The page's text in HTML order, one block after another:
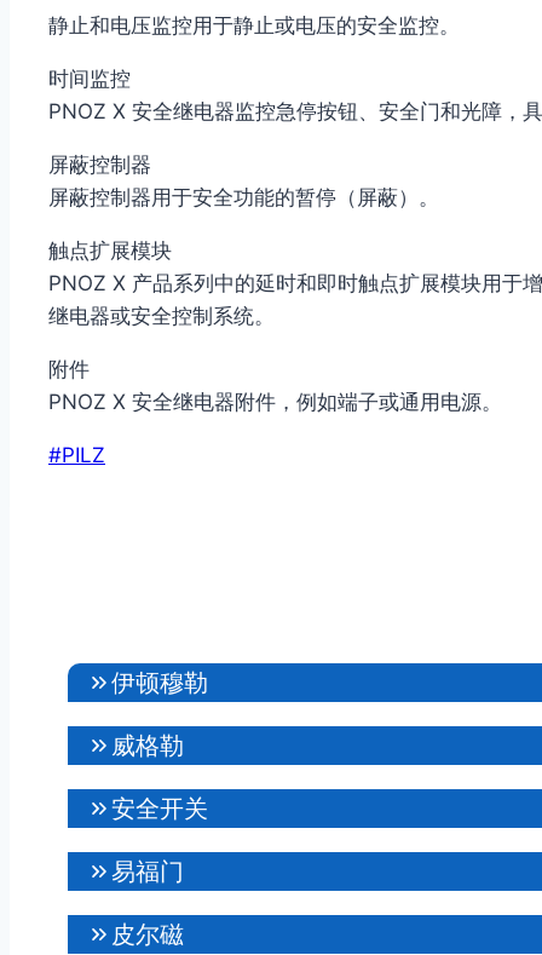
静止和电压监控用于静止或电压的安全监控。
时间监控
PNOZ X 安全继电器监控急停按钮、安全门和光障，
屏蔽控制器
屏蔽控制器用于安全功能的暂停（屏蔽）。
触点扩展模块
PNOZ X 产品系列中的延时和即时触点扩展模块用于
继电器或安全控制系统。
附件
PNOZ X 安全继电器附件，例如端子或通用电源。
文
#PILZ
伊顿穆勒
威格勒
安全开关
易福门
皮尔磁